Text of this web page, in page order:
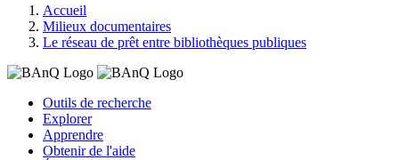
Accueil
Milieux documentaires
Le réseau de prêt entre bibliothèques publiques
Outils de recherche
Explorer
Apprendre
Obtenir de l'aide